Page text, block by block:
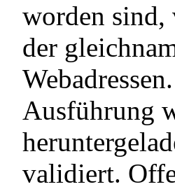
worden sind,
der
Ausführung
validiert.